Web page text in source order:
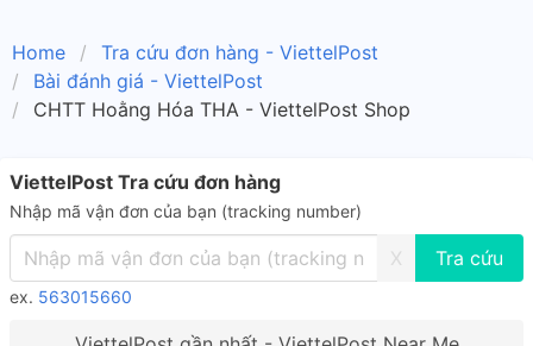
Home
Tra cứu đơn hàng - ViettelPost
Bài đánh giá - ViettelPost
CHTT Hoằng Hóa THA - ViettelPost Shop
ViettelPost Tra cứu đơn hàng
Nhập mã vận đơn của bạn (tracking number)
X
ex. 563015660